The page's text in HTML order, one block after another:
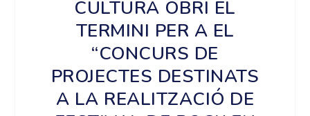
CULTURA OBRI EL
TERMINI PER A EL
“CONCURS DE
PROJECTES DESTINATS
A LA REALITZACIÓ DE